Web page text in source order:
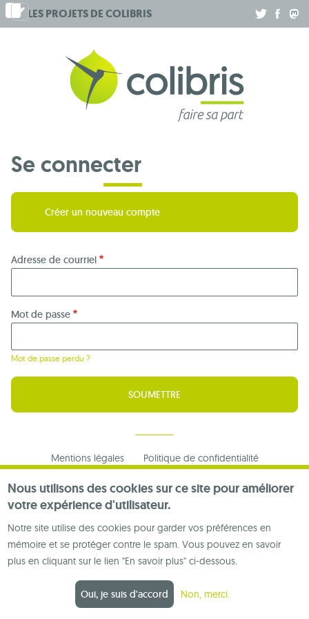
Nous utilisons des cookies sur ce site pour améliorer
votre expérience d'utilisateur.
Notre site utilise des cookies pour garder vos préférences en
mémoire et se protéger contre le spam. Vous pouvez en savoir
plus en cliquant sur le lien "En savoir plus" ci-dessous.
Oui, je suis d'accord Non, merci.
Aller
au
LES PROJETS DECOLIBRIS
Se connecter
Créer un nouveau compte
Adresse de courriel
Mot de passe
Mot de passe perdu ?
Footer
menu
Mentions légales Politique de confidentialité
Nous contacter